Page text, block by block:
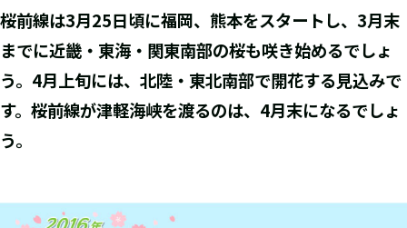
桜前線は3月25日頃に福岡、熊本をスタートし、3月末
までに近畿・東海・関東南部の桜も咲き始めるでしょ
う。4月上旬には、北陸・東北南部で開花する見込みで
す。桜前線が津軽海峡を渡るのは、4月末になるでしょ
う。